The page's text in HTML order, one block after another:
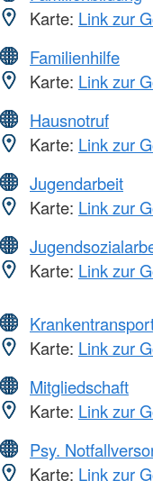
Karte: Link zur
Familienhilfe
Karte: Link zur
Hausnotruf
Karte: Link zur
Jugendarbeit
Karte: Link zur
Karte: Link zur
Karte: Link zur
Mitgliedschaft
Karte: Link zur
Psy.
Karte: Link zur